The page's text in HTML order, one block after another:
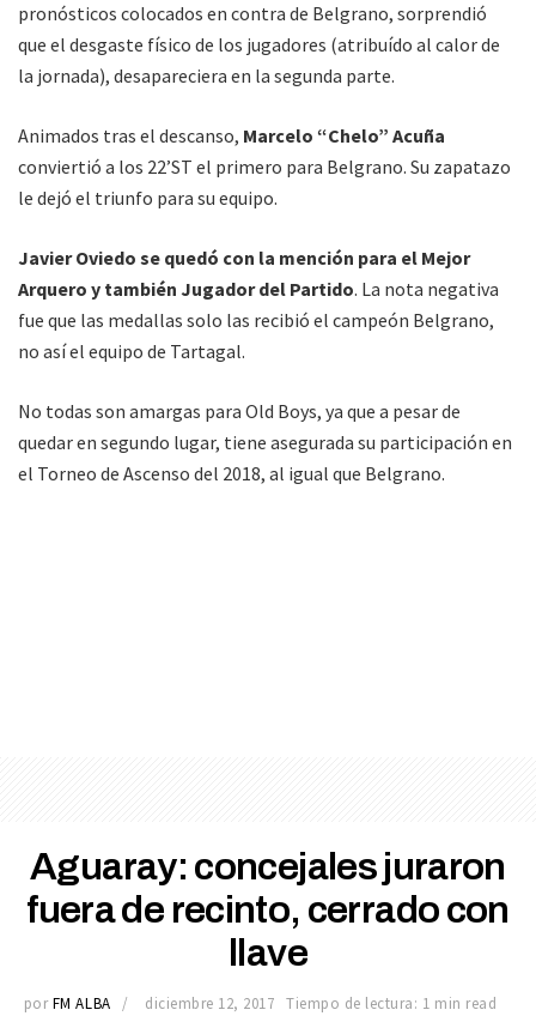
pronósticos colocados en contra de Belgrano, sorprendió
que el desgaste físico de los jugadores (atribuído al calor de
la jornada), desapareciera en la segunda parte.
Animados tras el descanso, Marcelo “Chelo” Acuña
conviertió a los 22’ST el primero para Belgrano. Su zapatazo
le dejó el triunfo para su equipo.
Javier Oviedo se quedó con la mención para el Mejor
Arquero y también Jugador del Partido. La nota negativa
fue que las medallas solo las recibió el campeón Belgrano,
no así el equipo de Tartagal.
No todas son amargas para Old Boys, ya que a pesar de
quedar en segundo lugar, tiene asegurada su participación en
el Torneo de Ascenso del 2018, al igual que Belgrano.
Aguaray: concejales juraron
fuera de recinto, cerrado con
llave
por FM ALBA diciembre 12, 2017 Tiempo de lectura: 1 min read